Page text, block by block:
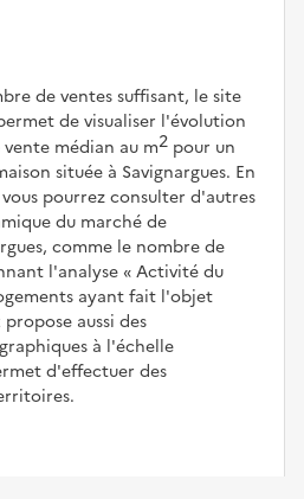
de ventes suffisant, le site
de visualiser l'évolution
médian au m2 pour un
située à Savignargues. En
pourrez consulter d'autres
du marché de
comme le nombre de
l'analyse
Activité du
ayant fait l'objet
aussi des
à l'échelle
d'effectuer des